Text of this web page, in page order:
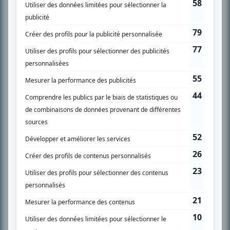
son petit écran. Celui qu’on surnomme parfois «l’encyclopédie de la
télévision» a d’abord oeuvré au magazine TV Hebdo de 1996 à 2001. Sa
spécialité: la télé québécoise. On peut l’entendre régulièrement commenter
l’actualité télévisuelle au 98,5.
En savoir plus »
SUR LE RÉSEAU BIZZ MÉDIA
PLAN DU SITE
Accueil
Liste des oeuvres
Liste des comédiens
Recherche avancée